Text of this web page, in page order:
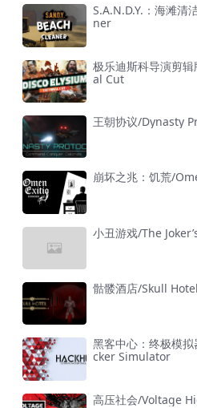
S.A.N.D.Y.：海滩清
ner
极乐迪斯科导演剪
al Cut
王朝协议/Dynasty
崩坏之兆：饥荒/
小丑游戏/The
骷髅酒店/Skull Hotel
黑客中心：终极模
cker Simulator
高压社会/Voltage